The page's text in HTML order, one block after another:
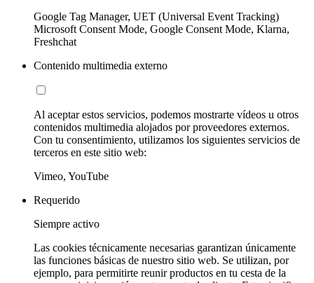
Google Tag Manager, UET (Universal Event Tracking)
Microsoft Consent Mode, Google Consent Mode, Klarna,
Freshchat
Contenido multimedia externo
Al aceptar estos servicios, podemos mostrarte vídeos u otros
contenidos multimedia alojados por proveedores externos.
Con tu consentimiento, utilizamos los siguientes servicios de
terceros en este sitio web:
Vimeo, YouTube
Requerido
Siempre activo
Las cookies técnicamente necesarias garantizan únicamente
las funciones básicas de nuestro sitio web. Se utilizan, por
ejemplo, para permitirte reunir productos en tu cesta de la